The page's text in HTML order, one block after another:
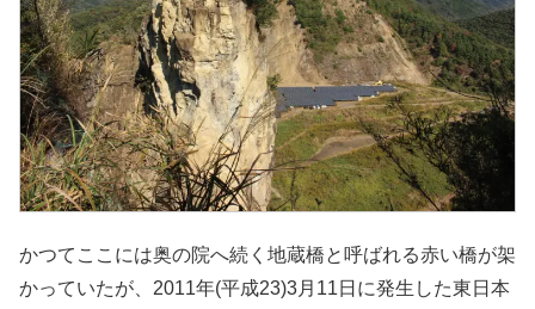
かつてここには奥の院へ続く地蔵橋と呼ばれる赤い橋が架
かっていたが、2011年(平成23)3月11日に発生した東日本